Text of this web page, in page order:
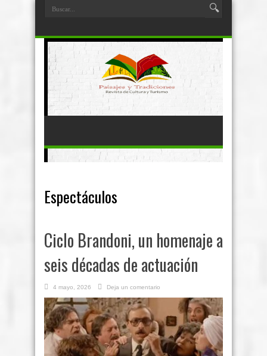
Espectáculos
Ciclo Brandoni, un homenaje a
seis décadas de actuación
4 mayo, 2026 Deja un comentario